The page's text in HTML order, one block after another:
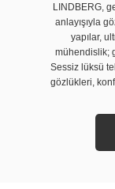
LINDBERG,
anlayışıyla
yapılar,
mühendislik;
Sessiz lüksü
gözlükleri,